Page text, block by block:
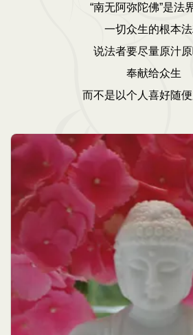
“南无阿弥陀佛”是法
一切众生的根本
说法者要尽量原汁
奉献给众生
而不是以个人喜好随